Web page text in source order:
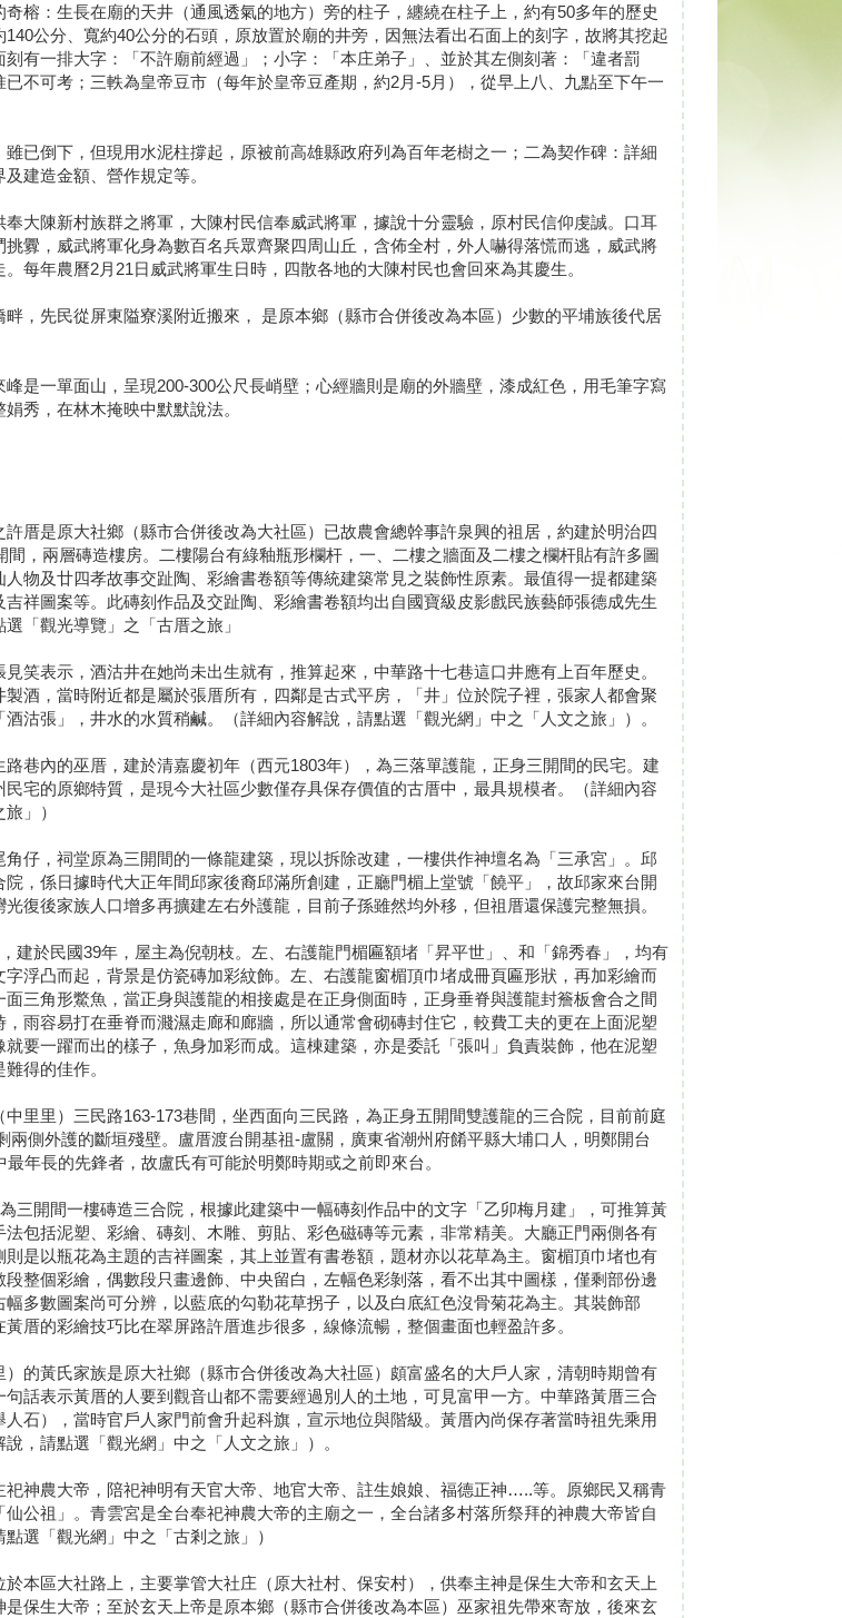
榕：生長在廟的天井（通風透氣的地方）旁的柱子，纏繞在柱子上，約有50多年的歷史
公分、寬約40公分的石頭，原放置於廟的井旁，因無法看出石面上的刻字，故將其挖起
有一排大字：「不許廟前經過」；小字：「本庄弟子」、並於其左側刻著：「違者罰
不可考；三軼為皇帝豆市（每年於皇帝豆產期，約2月-5月），從早上八、九點至下午一
已倒下，但現用水泥柱撐起，原被前高雄縣政府列為百年老樹之一；二為契作碑：詳細
建造金額、營作規定等。
大陳新村族群之將軍，大陳村民信奉威武將軍，據說十分靈驗，原村民信仰虔誠。口耳
釁，威武將軍化身為數百名兵眾齊聚四周山丘，含佈全村，外人嚇得落慌而逃，威武將
每年農曆2月21日威武將軍生日時，四散各地的大陳村民也會回來為其慶生。
，先民從屏東隘寮溪附近搬來， 是原本鄉（縣市合併後改為本區）少數的平埔族後代居
是一單面山，呈現200-300公尺長峭壁；心經牆則是廟的外牆壁，漆成紅色，用毛筆字寫
秀，在林木掩映中默默說法。
厝是原大社鄉（縣市合併後改為大社區）已故農會總幹事許泉興的祖居，約建於明治四
，兩層磚造樓房。二樓陽台有綠釉瓶形欄杆，一、二樓之牆面及二樓之欄杆貼有許多圖
物及廿四孝故事交趾陶、彩繪書卷額等傳統建築常見之裝飾性原素。最值得一提都建築
祥圖案等。此磚刻作品及交趾陶、彩繪書卷額均出自國寶級皮影戲民族藝師張德成先生
「觀光導覽」之「古厝之旅」
笑表示，酒沽井在她尚未出生就有，推算起來，中華路十七巷這口井應有上百年歷史。
酒，當時附近都是屬於張厝所有，四鄰是古式平房，「井」位於院子裡，張家人都會聚
沽張」，井水的水質稍鹹。（詳細內容解說，請點選「觀光網」中之「人文之旅」）。
巷內的巫厝，建於清嘉慶初年（西元1803年），為三落單護龍，正身三開間的民宅。建
宅的原鄉特質，是現今大社區少數僅存具保存價值的古厝中，最具規模者。（詳細內容
」）
仔，祠堂原為三開間的一條龍建築，現以拆除改建，一樓供作神壇名為「三承宮」。邱
，係日據時代大正年間邱家後裔邱滿所創建，正廳門楣上堂號「饒平」，故邱家來台開
復後家族人口增多再擴建左右外護龍，目前子孫雖然均外移，但祖厝還保護完整無損。
建於民國39年，屋主為倪朝枝。左、右護龍門楣匾額堵「昇平世」、和「錦秀春」，均有
浮凸而起，背景是仿瓷磚加彩紋飾。左、右護龍窗楣頂巾堵成冊頁匾形狀，再加彩繪而
三角形鱉魚，當正身與護龍的相接處是在正身側面時，正身垂脊與護龍封簷板會合之間
雨容易打在垂脊而濺濕走廊和廊牆，所以通常會砌磚封住它，較費工夫的更在上面泥塑
要一躍而出的樣子，魚身加彩而成。這棟建築，亦是委託「張叫」負責裝飾，他在泥塑
得的佳作。
里里）三民路163-173巷間，坐西面向三民路，為正身五開間雙護龍的三合院，目前前庭
兩側外護的斷垣殘壁。盧厝渡台開基祖-盧關，廣東省潮州府餚平縣大埔口人，明鄭開台
年長的先鋒者，故盧氏有可能於明鄭時期或之前即來台。
三開間一樓磚造三合院，根據此建築中一幅磚刻作品中的文字「乙卯梅月建」，可推算黃
包括泥塑、彩繪、磚刻、木雕、剪貼、彩色磁磚等元素，非常精美。大廳正門兩側各有
是以瓶花為主題的吉祥圖案，其上並置有書卷額，題材亦以花草為主。窗楣頂巾堵也有
整個彩繪，偶數段只畫邊飾、中央留白，左幅色彩剝落，看不出其中圖樣，僅剩部份邊
多數圖案尚可分辨，以藍底的勾勒花草拐子，以及白底紅色沒骨菊花為主。其裝飾部
厝的彩繪技巧比在翠屏路許厝進步很多，線條流暢，整個畫面也輕盈許多。
的黃氏家族是原大社鄉（縣市合併後改為大社區）頗富盛名的大戶人家，清朝時期曾有
話表示黃厝的人要到觀音山都不需要經過別人的土地，可見富甲一方。中華路黃厝三合
石），當時官戶人家門前會升起科旗，宣示地位與階級。黃厝內尚保存著當時祖先乘用
，請點選「觀光網」中之「人文之旅」）。
神農大帝，陪祀神明有天官大帝、地官大帝、註生娘娘、福德正神…..等。原鄉民又稱青
公祖」。青雲宮是全台奉祀神農大帝的主廟之一，全台諸多村落所祭拜的神農大帝皆自
選「觀光網」中之「古剎之旅」）
本區大社路上，主要掌管大社庄（原大社村、保安村），供奉主神是保生大帝和玄天上
保生大帝；至於玄天上帝是原本鄉（縣市合併後改為本區）巫家祖先帶來寄放，後來玄